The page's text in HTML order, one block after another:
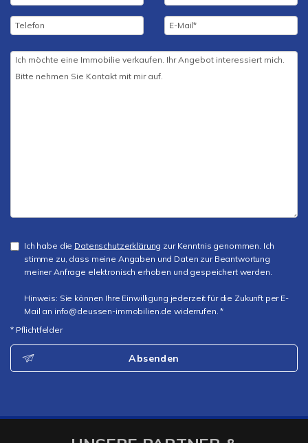
Ich habe die Datenschutzerklärung zur Kenntnis genommen. Ich
stimme zu, dass meine Angaben und Daten zur Beantwortung
meiner Anfrage elektronisch erhoben und gespeichert werden.
Hinweis: Sie können Ihre Einwilligung jederzeit für die Zukunft per E-
Mail an info@deussen-immobilien.de widerrufen. *
* Pflichtfelder
Absenden